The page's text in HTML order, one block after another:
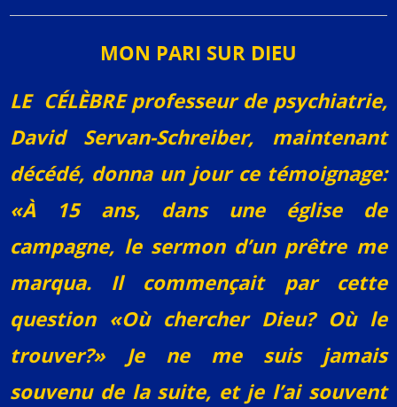
MON PARI SUR DIEU
LE CÉLÈBRE professeur de psychiatrie,
David Servan-Schreiber, maintenant
décédé, donna un jour ce témoignage:
«À 15 ans, dans une église de
campagne, le sermon d’un prêtre me
marqua. Il commençait par cette
question «Où chercher Dieu? Où le
trouver?» Je ne me suis jamais
souvenu de la suite, et je l’ai souvent